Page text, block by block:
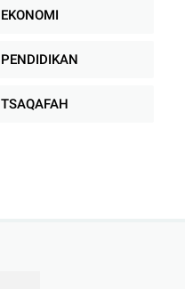
EKONOMI
PENDIDIKAN
TSAQAFAH